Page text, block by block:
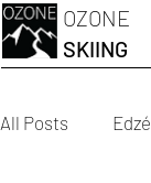
OZONE
SKIING
All Posts